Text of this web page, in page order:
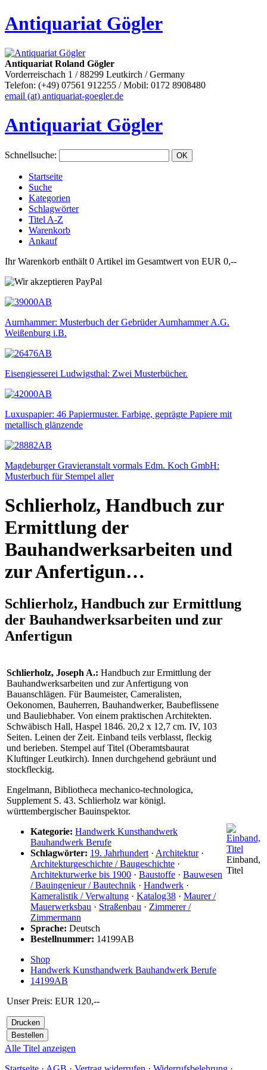
Antiquariat Gögler
Antiquariat Roland Gögler
Vorderreischach 1 / 88299 Leutkirch / Germany
Telefon: (+49) 07561 912255 / Mobil: 0172 8908480
email (at) antiquariat-goegler.de
Antiquariat Gögler
Schnellsuche:
Startseite
Suche
Kategorien
Schlagwörter
Titel A-Z
Warenkorb
Ankauf
Ihr Warenkorb enthält 0 Artikel im Gesamtwert von EUR 0,--
Aurnhammer: Musterbuch der Gebrüder Aurnhammer A.G.
Weißenburg i.B.
Eisengiesserei Ludwigsthal: Zwei Musterbücher.
Luxuspapier: 46 Papiermuster. Farbige, geprägte Papiere mit
metallisch glänzende
Magdeburger Gravieranstalt vormals Edm. Koch GmbH:
Musterbuch für Stempel aller
Schlierholz, Handbuch zur
Ermittlung der
Bauhandwerksarbeiten und
zur Anfertigun…
Schlierholz, Handbuch zur Ermittlung
der Bauhandwerksarbeiten und zur
Anfertigun
Schlierholz, Joseph A.: Handbuch zur Ermittlung der
Bauhandwerksarbeiten und zur Anfertigung von
Bauanschlägen. Für Baumeister, Cameralisten,
Oekonomen, Bauherren, Bauhandwerker, Baubeflissene
und Bauliebhaber. Von einem praktischen Architekten.
Schwäbisch Hall, Haspel 1846. 20,2 x 12,7 cm. IV, 103
Seiten. Leinen der Zeit. Einband teils verblasst, fleckig
und berieben. Stempel auf Titel (Oberamtsbaurat
Kluftinger Leutkirch). Innen durchgehend gebräunt und
stockfleckig.
Engelmann, Bibliotheca mechanico-technologica,
Supplement S. 43. Schlierholz war königl.
württembergischer Bauinspektor.
Kategorie: Handwerk Kunsthandwerk
Bauhandwerk Berufe
Schlagwörter: 19. Jahrhundert · Architektur·
Architekturgeschichte / Baugeschichte ·
Architekturwerke bis 1900 · Baustoffe · Bauwesen
/ Bauingenieur / Bautechnik · Handwerk ·
Kameralistik / Verwaltung · Katalog38 · Maurer /
Mauerwerksbau · Straßenbau · Zimmerer /
Zimmermann
Sprache: Deutsch
Bestellnummer: 14199AB
Shop
Handwerk Kunsthandwerk Bauhandwerk Berufe
14199AB
Unser Preis: EUR 120,--
Einband,
Titel
Alle Titel anzeigen